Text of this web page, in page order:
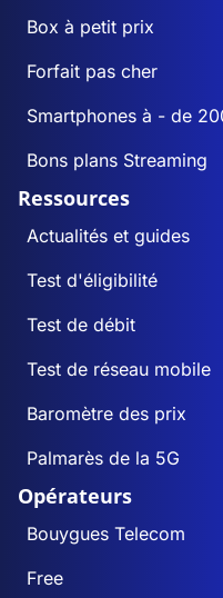
Box à petit prix
Forfait pas cher
Smartphones à - de
Bons plans Streaming
Ressources
Actualités et guides
Test d'éligibilité
Test de débit
Test de réseau mobile
Baromètre des prix
Palmarès de la 5G
Opérateurs
Bouygues Telecom
Free